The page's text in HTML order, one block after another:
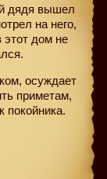
дядя вышел
на него,
дом не
осуждает
приметам,
покойника.